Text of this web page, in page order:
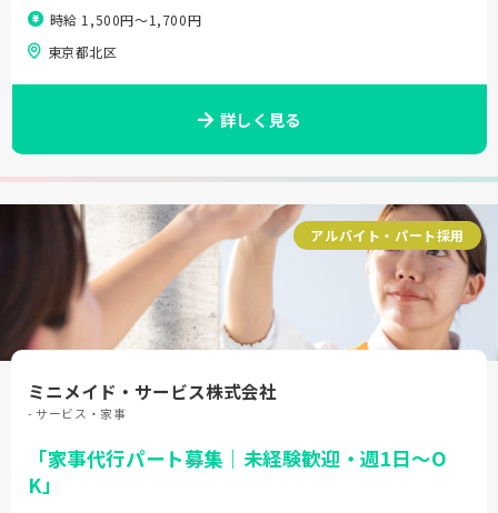
時給 1,500円〜1,700円
東京都北区
詳しく見る
アルバイト・パート採用
ミニメイド・サービス株式会社
- サービス・家事
「家事代行パート募集｜未経験歓迎・週1日～O
K」